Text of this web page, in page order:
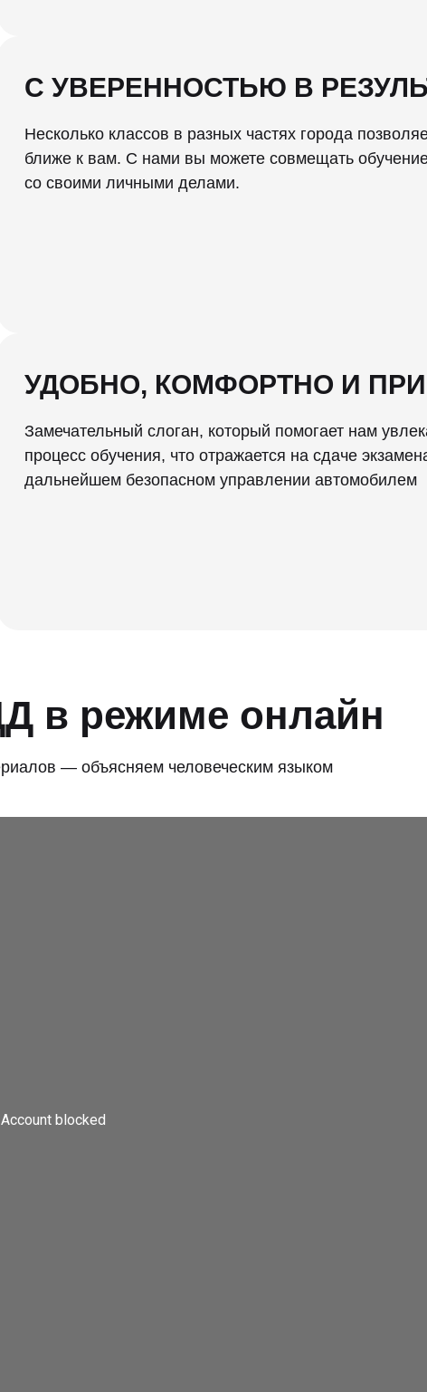
С УВЕРЕННОСТЬЮ В
Несколько классов в разных частях города
ближе к вам. С нами вы можете совмещать
со своими личными делами.
УДОБНО, КОМФОРТНО И
Замечательный слоган, который помогает нам
процесс обучения, что отражается на сдаче
дальнейшем безопасном управлении автомобилем
— объясняем человеческим языком
в режиме онлайн